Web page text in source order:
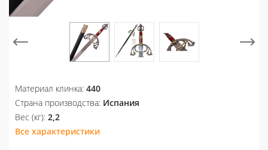
Материал клинка: 440
Страна производства: Испания
Вес (кг): 2,2
Все характеристики